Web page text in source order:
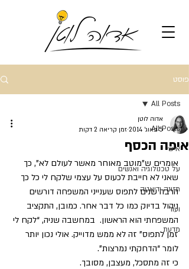
פוסט
All Posts
אישי
על טכנולוגיה ואנשים
תזונה ודיאטה
ועוד
מדעת
All Posts
איפה הכסף
אדוה לוטן
5 באוג׳ 2014
זמן קריאה 2 דקות
אומרים ש”מוטב מאוחר מאשר לעולם לא”, כך
שאני לא חייבת לכעוס על עצמי שלקח לי כל כך
הרבה שנים לתפוס שענייני המשפחה דורשים
ניהול בדיוק כמו כל דבר אחר. כמובן, התקציב
המשפחתי הוא הראשון.  במחשבה שניה, “לקח לי
זמן לתפוס” זה לא ממש מדוייק. אולי נכון יותר
לומר “הדחקתי נמרצות”.
כי זה מתסכל, מעצבן, מסובך.